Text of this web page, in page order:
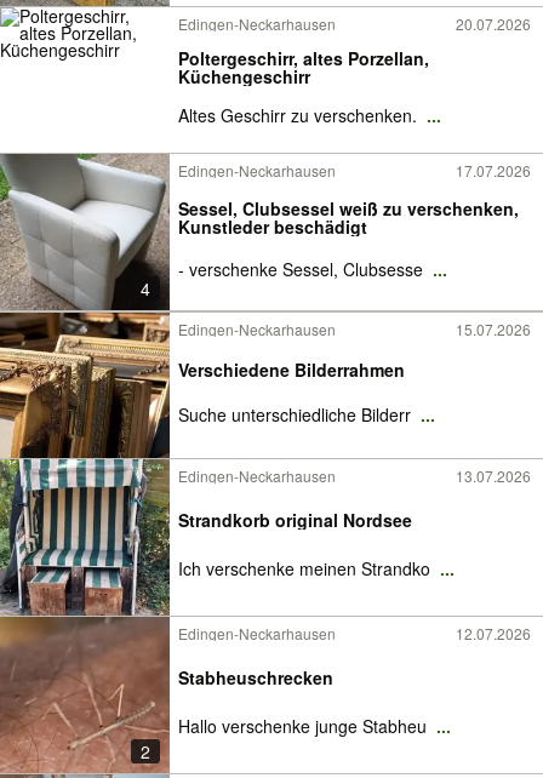
Edingen-Neckarhausen 20.07.2026
Poltergeschirr, altes Porzellan,
Küchengeschirr
Altes Geschirr zu verschenken. ...
4
Edingen-Neckarhausen 17.07.2026
Sessel, Clubsessel weiß zu verschenken,
Kunstleder beschädigt
- verschenke Sessel, Clubsesse ...
Edingen-Neckarhausen 15.07.2026
Verschiedene Bilderrahmen
Suche unterschiedliche Bilderr ...
Edingen-Neckarhausen 13.07.2026
Strandkorb original Nordsee
Ich verschenke meinen Strandko ...
2
Edingen-Neckarhausen 12.07.2026
Stabheuschrecken
Hallo verschenke junge Stabheu ...